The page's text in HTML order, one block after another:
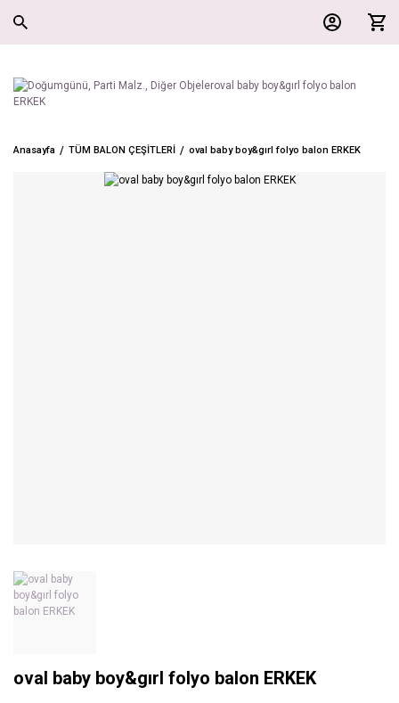
Anasayfa TÜM BALON ÇEŞİTLERİ oval baby boy&gırl folyo balon ERKEK
oval baby boy&gırl folyo balon ERKEK